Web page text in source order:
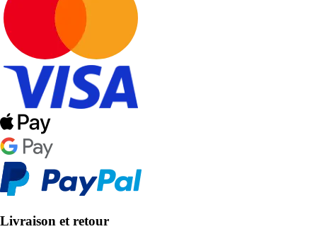
Livraison et retour